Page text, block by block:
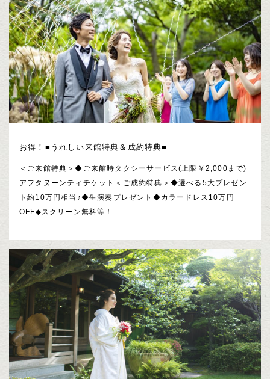
お得！■うれしい来館特典＆成約特典■
＜ご来館特典＞◆ご来館時タクシーサービス(上限￥2,000まで)
アフタヌーンティチケット＜ご成約特典＞◆選べる5大プレゼン
ト約10万円相当♪◆生演奏プレゼント◆カラードレス10万円
OFF◆スクリーン無料等！